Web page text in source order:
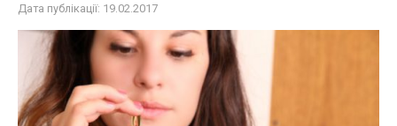
Дата публікації: 19.02.2017